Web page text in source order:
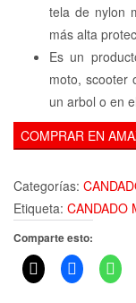
tela de nylon
más alta
Es un
moto, scooter
un arbol o en
COMPRAR EN
Categorías:
Etiqueta: CANDADO
Comparte esto: